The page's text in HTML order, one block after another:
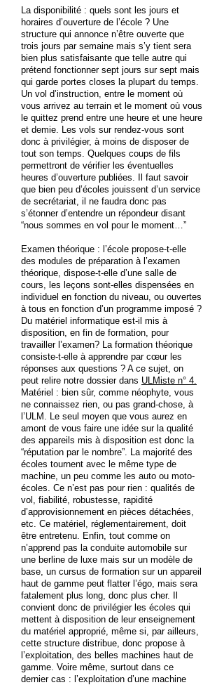
La disponibilité : quels sont les jours et
horaires d’ouverture de l’école ? Une
structure qui annonce n’être ouverte que
trois jours par semaine mais s’y tient sera
bien plus satisfaisante que telle autre qui
prétend fonctionner sept jours sur sept mais
qui garde portes closes la plupart du temps.
Un vol d’instruction, entre le moment où
vous arrivez au terrain et le moment où vous
le quittez prend entre une heure et une heure
et demie. Les vols sur rendez-vous sont
donc à privilégier, à moins de disposer de
tout son temps. Quelques coups de fils
permettront de vérifier les éventuelles
heures d’ouverture publiées. Il faut savoir
que bien peu d’écoles jouissent d’un service
de secrétariat, il ne faudra donc pas
s’étonner d’entendre un répondeur disant
“nous sommes en vol pour le moment…”
Examen théorique : l’école propose-t-elle
des modules de préparation à l’examen
théorique, dispose-t-elle d’une salle de
cours, les leçons sont-elles dispensées en
individuel en fonction du niveau, ou ouvertes
à tous en fonction d’un programme imposé ?
Du matériel informatique est-il mis à
disposition, en fin de formation, pour
travailler l’examen? La formation théorique
consiste-t-elle à apprendre par cœur les
réponses aux questions ? A ce sujet, on
peut relire notre dossier dans ULMiste n° 4.
Matériel : bien sûr, comme néophyte, vous
ne connaissez rien, ou pas grand-chose, à
l’ULM. Le seul moyen que vous aurez en
amont de vous faire une idée sur la qualité
des appareils mis à disposition est donc la
“réputation par le nombre”. La majorité des
écoles tournent avec le même type de
machine, un peu comme les auto ou moto-
écoles. Ce n’est pas pour rien : qualités de
vol, fiabilité, robustesse, rapidité
d’approvisionnement en pièces détachées,
etc. Ce matériel, réglementairement, doit
être entretenu. Enfin, tout comme on
n’apprend pas la conduite automobile sur
une berline de luxe mais sur un modèle de
base, un cursus de formation sur un appareil
haut de gamme peut flatter l’égo, mais sera
fatalement plus long, donc plus cher. Il
convient donc de privilégier les écoles qui
mettent à disposition de leur enseignement
du matériel approprié, même si, par ailleurs,
cette structure distribue, donc propose à
l’exploitation, des belles machines haut de
gamme. Voire même, surtout dans ce
dernier cas : l’exploitation d’une machine